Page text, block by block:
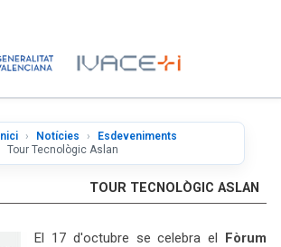
Inici Notícies
Esdeveniments
Tour Tecnològic Aslan
TOUR TECNOLÒGIC ASLAN
El 17 d'octubre se celebra el Fòrum